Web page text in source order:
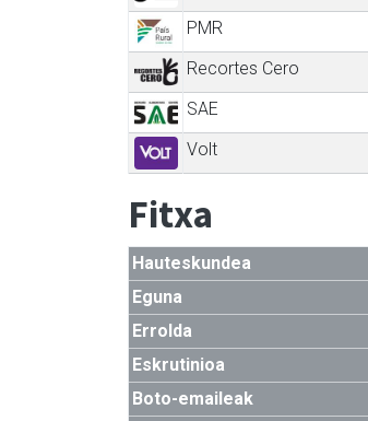
PMR
Recortes Cero
SAE
Volt
Fitxa
Hauteskundea
Eguna
Errolda
Eskrutinioa
Boto-emaileak